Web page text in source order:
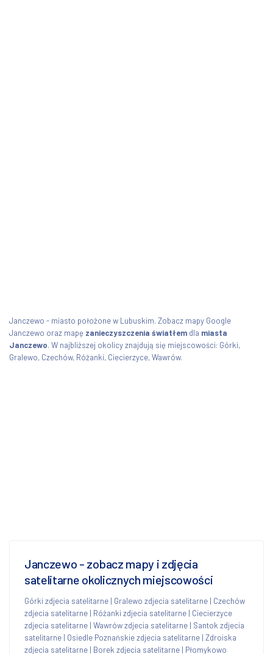
Janczewo - miasto położone w Lubuskim. Zobacz mapy Google
Janczewo oraz mapę zanieczyszczenia światłem dla miasta
Janczewo. W najbliższej okolicy znajdują się miejscowości: Górki,
Gralewo, Czechów, Różanki, Ciecierzyce, Wawrów.
Janczewo - zobacz mapy i zdjęcia
satelitarne okolicznych miejscowości
Górki zdjecia satelitarne | Gralewo zdjecia satelitarne | Czechów
zdjecia satelitarne | Różanki zdjecia satelitarne | Ciecierzyce
zdjecia satelitarne | Wawrów zdjecia satelitarne | Santok zdjecia
satelitarne | Osiedle Poznańskie zdjecia satelitarne | Zdroiska
zdjecia satelitarne | Borek zdjecia satelitarne | Płomykowo